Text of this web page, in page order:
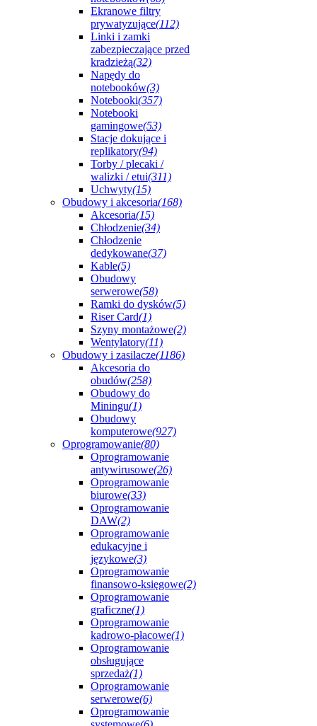
Ekranowe filtry
prywatyzujące(112)
Linki i zamki
zabezpieczające przed
kradzieżą(32)
Napędy do
notebooków(3)
Notebooki(357)
Notebooki
gamingowe(53)
Stacje dokujące i
replikatory(94)
Torby / plecaki /
walizki / etui(311)
Uchwyty(15)
Obudowy i akcesoria(168)
Akcesoria(15)
Chłodzenie(34)
Chłodzenie
dedykowane(37)
Kable(5)
Obudowy
serwerowe(58)
Ramki do dysków(5)
Riser Card(1)
Szyny montażowe(2)
Wentylatory(11)
Obudowy i zasilacze(1186)
Akcesoria do
obudów(258)
Obudowy do
Miningu(1)
Obudowy
komputerowe(927)
Oprogramowanie(80)
Oprogramowanie
antywirusowe(26)
Oprogramowanie
biurowe(33)
Oprogramowanie
DAW(2)
Oprogramowanie
edukacyjne i
językowe(3)
Oprogramowanie
finansowo-księgowe(2)
Oprogramowanie
graficzne(1)
Oprogramowanie
kadrowo-płacowe(1)
Oprogramowanie
obsługujące
sprzedaż(1)
Oprogramowanie
serwerowe(6)
Oprogramowanie